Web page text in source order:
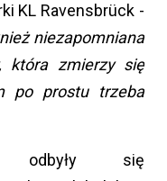
KL Ravensbrück -
niezapomniana
która zmierzy się
po prostu trzeba
odbyły się